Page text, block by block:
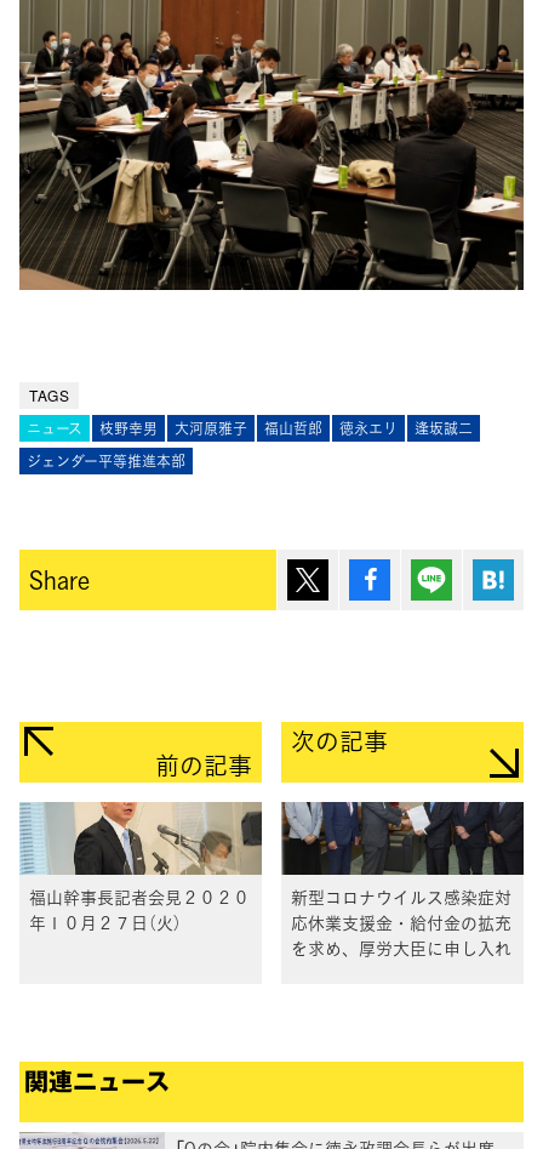
TAGS
ニュース 枝野幸男 大河原雅子 福山哲郎 徳永エリ
逢坂誠二
ジェンダー平等推進本部
Share ポスト シェア Lineで送
前の記事
福山幹事長記者会見２０２０
年１０月２７日（火）
次の記事
新型コロナウイルス感染症対
応休業支援金・給付金の拡充
を求め、厚労大臣に申し入れ
関連ニュース